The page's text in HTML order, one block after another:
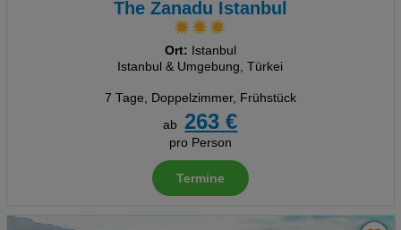
The Zanadu Istanbul
Ort: Istanbul
Istanbul & Umgebung, Türkei
7 Tage, Doppelzimmer, Frühstück
ab
263 €
pro Person
Termine